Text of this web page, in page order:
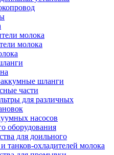
молока
молока
шланги
части
для различных
насосов
оборудования
для доильного
танков-охладителей молока